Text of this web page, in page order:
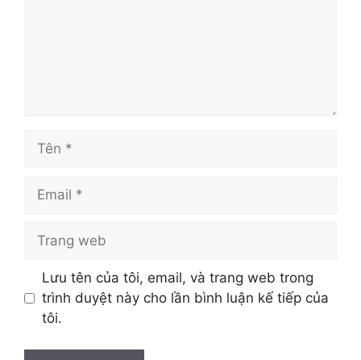
Tên
Email
Trang
Lưu tên của tôi, email, và trang web trong
trình duyệt này cho lần bình luận kế tiếp của
tôi.